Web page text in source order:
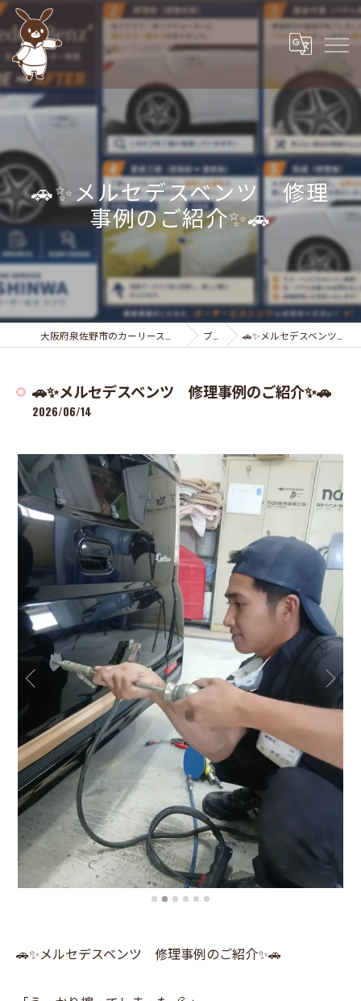
🚗✨メルセデスベンツ 修理
事例のご紹介✨🚗
ブログ 🚗✨メルセデスベンツ 修理事例のご紹介✨🚗
🚗✨メルセデスベンツ 修理事例のご紹介✨🚗
2026/06/14
🚗✨メルセデスベンツ 修理事例のご紹介✨🚗